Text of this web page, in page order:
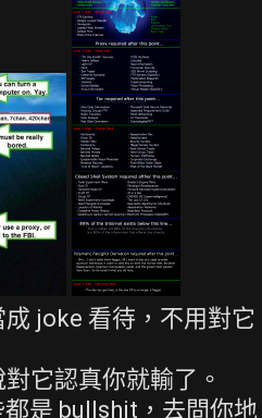
joke 看待，不用對它
它認真你就輸了。
是 bullshit，去問你地